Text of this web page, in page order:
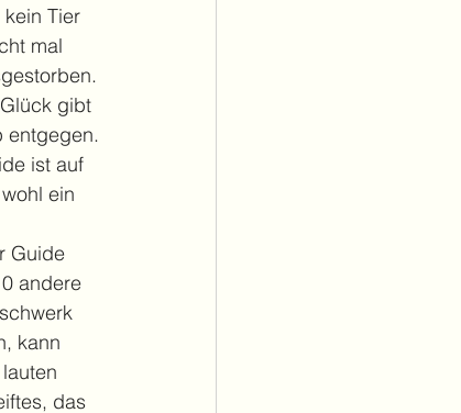
Tier
mal
gibt
entgegen.
ist auf
ein
Guide
andere
kann
das